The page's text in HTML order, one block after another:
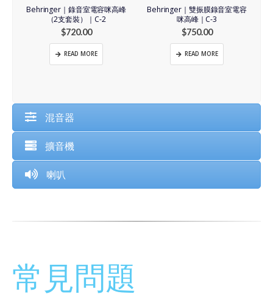
Behringer｜錄音室電容咪高峰
（2支套裝）｜C-2
$720.00
READ MORE
Behringer｜雙振膜錄音室電容
咪高峰｜C-3
$750.00
READ MORE
混音器
擴音機
喇叭
常見問題